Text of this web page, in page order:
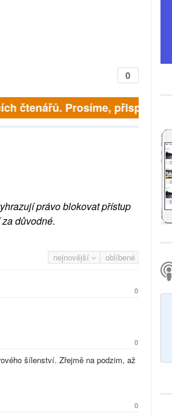
0
čtenářů. Prosíme, přispějte. ➥
právo blokovat přístup
důvodné.
nejnovější oblíbené
0
0
šílenství. Zřejmě na podzim, až
0